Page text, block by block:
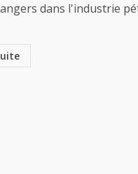
dans l'industrie